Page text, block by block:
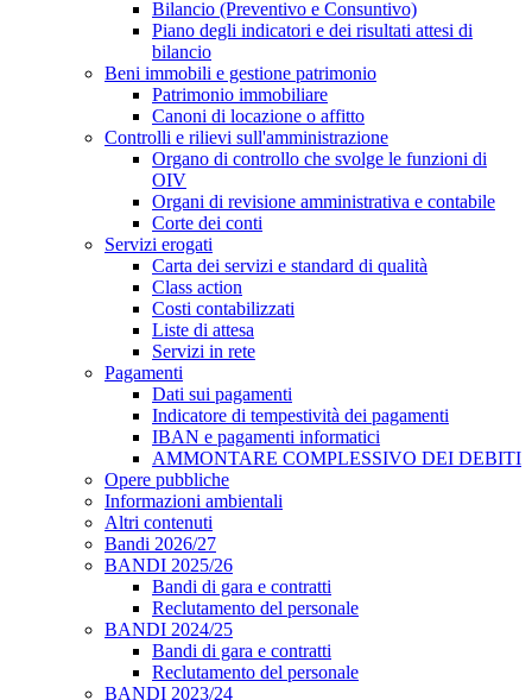
Bilancio (Preventivo e Consuntivo)
Piano degli indicatori e dei risultati attesi di
bilancio
Beni immobili e gestione patrimonio
Patrimonio immobiliare
Canoni di locazione o affitto
Controlli e rilievi sull'amministrazione
Organo di controllo che svolge le funzioni di
OIV
Organi di revisione amministrativa e contabile
Corte dei conti
Servizi erogati
Carta dei servizi e standard di qualità
Class action
Costi contabilizzati
Liste di attesa
Servizi in rete
Pagamenti
Dati sui pagamenti
Indicatore di tempestività dei pagamenti
IBAN e pagamenti informatici
AMMONTARE COMPLESSIVO DEI DEBITI
Opere pubbliche
Informazioni ambientali
Altri contenuti
Bandi 2026/27
BANDI 2025/26
Bandi di gara e contratti
Reclutamento del personale
BANDI 2024/25
Bandi di gara e contratti
Reclutamento del personale
BANDI 2023/24